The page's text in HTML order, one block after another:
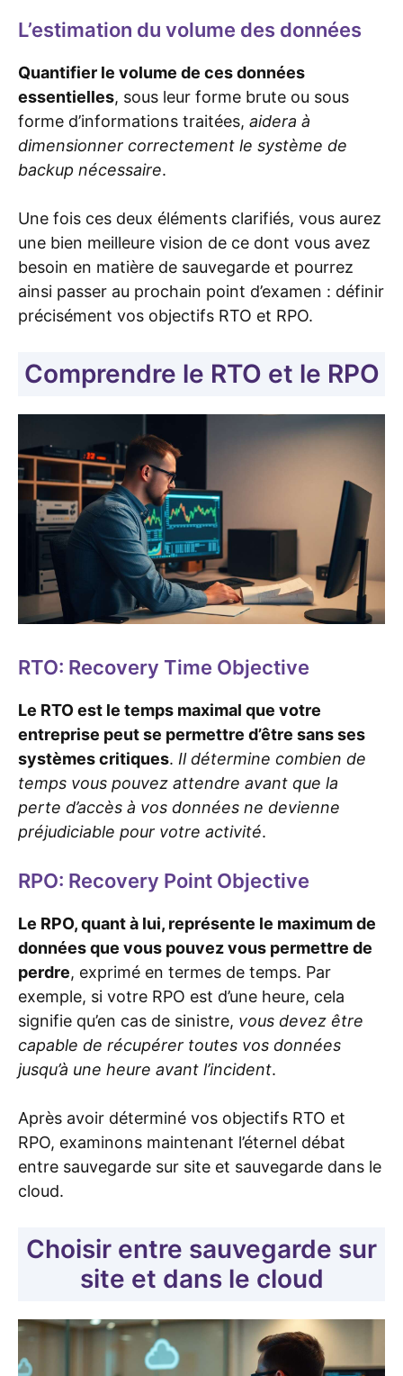
L’estimation du volume des données
Quantifier le volume de ces données
essentielles, sous leur forme brute ou sous
forme d’informations traitées, aidera à
dimensionner correctement le système de
backup nécessaire.
Une fois ces deux éléments clarifiés, vous aurez
une bien meilleure vision de ce dont vous avez
besoin en matière de sauvegarde et pourrez
ainsi passer au prochain point d’examen : définir
précisément vos objectifs RTO et RPO.
Comprendre le RTO et le RPO
RTO: Recovery Time Objective
Le RTO est le temps maximal que votre
entreprise peut se permettre d’être sans ses
systèmes critiques. Il détermine combien de
temps vous pouvez attendre avant que la
perte d’accès à vos données ne devienne
préjudiciable pour votre activité.
RPO: Recovery Point Objective
Le RPO, quant à lui, représente le maximum de
données que vous pouvez vous permettre de
perdre, exprimé en termes de temps. Par
exemple, si votre RPO est d’une heure, cela
signifie qu’en cas de sinistre, vous devez être
capable de récupérer toutes vos données
jusqu’à une heure avant l’incident.
Après avoir déterminé vos objectifs RTO et
RPO, examinons maintenant l’éternel débat
entre sauvegarde sur site et sauvegarde dans le
cloud.
Choisir entre sauvegarde sur
site et dans le cloud